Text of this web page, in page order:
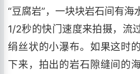
“豆腐岩”，一块块岩石间有海
1/2秒的快门速度来拍摄，流
绢丝状的小瀑布。如果这时
下来，拍出的岩石隙缝间的